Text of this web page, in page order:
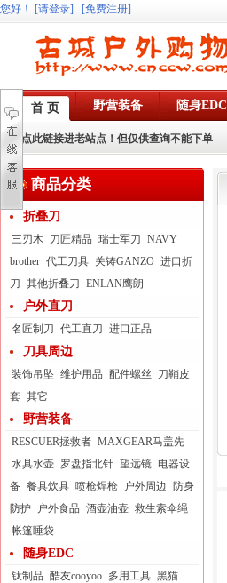
您好 ！ [请登录] [免费注册]
首 页 野营装备 随身EDC
点此链接进老站点！但仅供查询不能下单
商品分类
折叠刀
三刃木 刀匠精品 瑞士军刀 NAVY
brother 代工刀具 关铸GANZO 进口折
刀 其他折叠刀 ENLAN鹰朗
户外直刀
名匠制刀 代工直刀 进口正品
刀具周边
装饰吊坠 维护用品 配件螺丝
刀鞘皮
套 其它
野营装备
RESCUER拯救者 MAXGEAR马盖先
水具水壶 罗盘指北针 望远镜 电器设
备 餐具炊具 喷枪焊枪 户外周边
防身
防护
户外食品 酒壶油壶 救生索伞绳
帐篷睡袋
随身EDC
钛制品 酷友cooyoo 多用工具 黑猫